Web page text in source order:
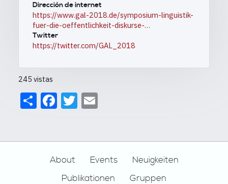
Dirección de internet
https://www.gal-2018.de/symposium-linguistik-
fuer-die-oeffentlichkeit-diskurse-…
Twitter
https://twitter.com/GAL_2018
245 vistas
ShareFacebook
Twitter
About Events
Neuigkeiten
Publikationen
Gruppen